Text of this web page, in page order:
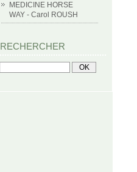
MEDICINE HORSE
WAY - Carol ROUSH
RECHERCHER